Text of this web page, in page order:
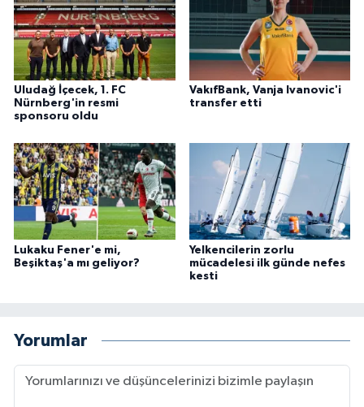
Uludağ İçecek, 1. FC
Nürnberg'in resmi
sponsoru oldu
VakıfBank, Vanja Ivanovic'i
transfer etti
Lukaku Fener'e mi,
Beşiktaş'a mı geliyor?
Yelkencilerin zorlu
mücadelesi ilk günde nefes
kesti
Yorumlar